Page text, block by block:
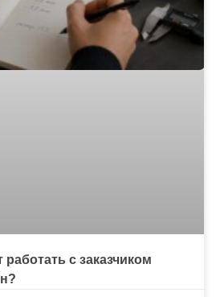
с заказчиком